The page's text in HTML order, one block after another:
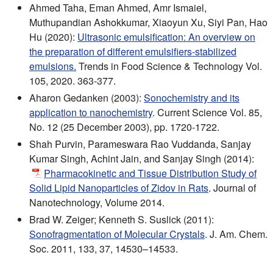
Ahmed Taha, Eman Ahmed, Amr Ismaiel,
Muthupandian Ashokkumar, Xiaoyun Xu, Siyi Pan, Hao
Hu (2020): Ultrasonic emulsification: An overview on
the preparation of different emulsifiers-stabilized
emulsions. Trends in Food Science & Technology Vol.
105, 2020. 363-377.
Aharon Gedanken (2003): Sonochemistry and its
application to nanochemistry. Current Science Vol. 85,
No. 12 (25 December 2003), pp. 1720-1722.
Shah Purvin, Parameswara Rao Vuddanda, Sanjay
Kumar Singh, Achint Jain, and Sanjay Singh (2014):
Pharmacokinetic and Tissue Distribution Study of
Solid Lipid Nanoparticles of Zidov in Rats. Journal of
Nanotechnology, Volume 2014.
Brad W. Zeiger; Kenneth S. Suslick (2011):
Sonofragmentation of Molecular Crystals. J. Am. Chem.
Soc. 2011, 133, 37, 14530–14533.